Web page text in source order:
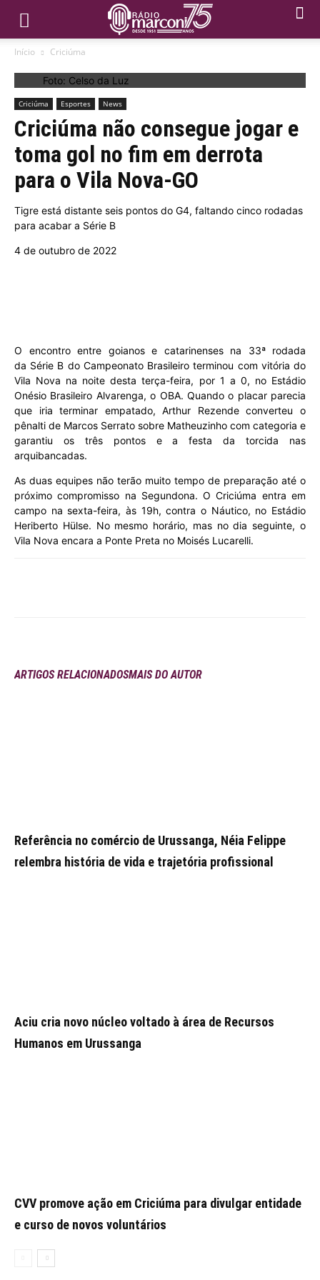
Início Criciúma
Foto: Celso da Luz
Criciúma Esportes News
Criciúma não consegue jogar e
toma gol no fim em derrota
para o Vila Nova-GO
Tigre está distante seis pontos do G4, faltando cinco rodadas
para acabar a Série B
4 de outubro de 2022
O encontro entre goianos e catarinenses na 33ª rodada
da Série B do Campeonato Brasileiro terminou com vitória do
Vila Nova na noite desta terça-feira, por 1 a 0, no Estádio
Onésio Brasileiro Alvarenga, o OBA. Quando o placar parecia
que iria terminar empatado, Arthur Rezende converteu o
pênalti de Marcos Serrato sobre Matheuzinho com categoria e
garantiu os três pontos e a festa da torcida nas
arquibancadas.
As duas equipes não terão muito tempo de preparação até o
próximo compromisso na Segundona. O Criciúma entra em
campo na sexta-feira, às 19h, contra o Náutico, no Estádio
Heriberto Hülse. No mesmo horário, mas no dia seguinte, o
Vila Nova encara a Ponte Preta no Moisés Lucarelli.
ARTIGOS RELACIONADOSMAIS DO AUTOR
Referência no comércio de Urussanga, Néia Felippe
relembra história de vida e trajetória profissional
Aciu cria novo núcleo voltado à área de Recursos
Humanos em Urussanga
CVV promove ação em Criciúma para divulgar entidade
e curso de novos voluntários